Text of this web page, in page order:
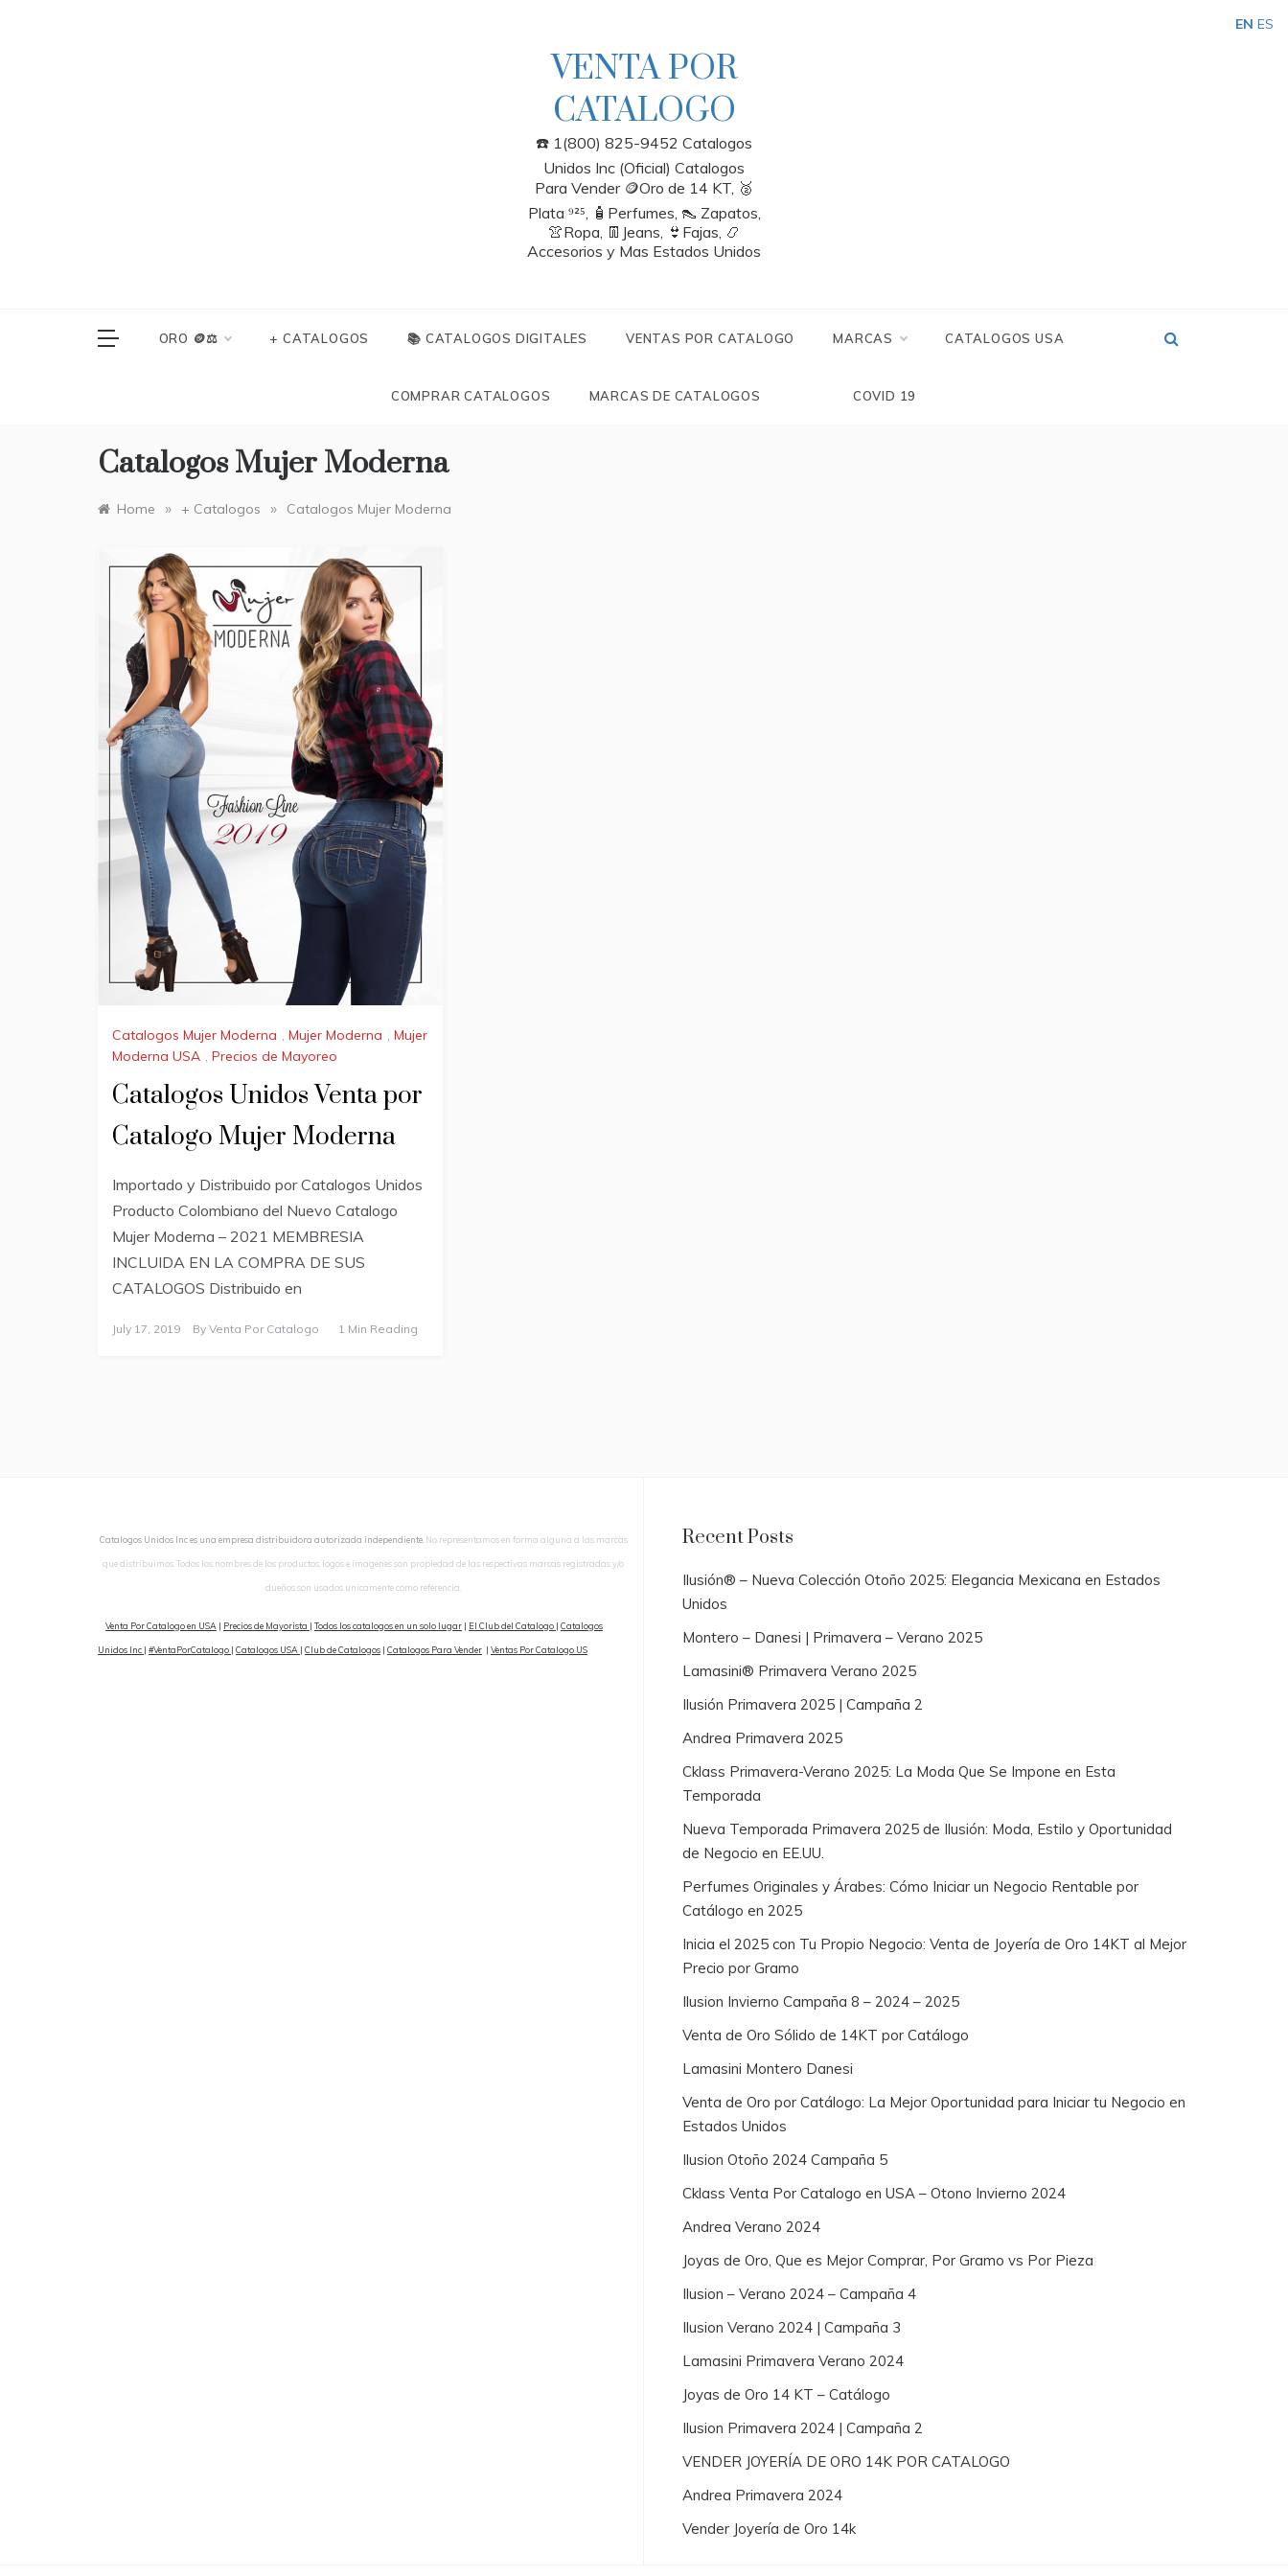
VENTA POR
CATALOGO
☎️ 1(800) 825-9452 Catalogos
Unidos Inc (Oficial) Catalogos
Para Vender 🪙Oro de 14 KT, 🥈
Plata ⁹²⁵, 🧴Perfumes, 👠 Zapatos,
👚Ropa, 👖Jeans, 👙Fajas, 📿
Accesorios y Mas Estados Unidos
ORO 🪙⚖️ + CATALOGOS 📚 CATALOGOS DIGITALES VENTAS POR CATALOGO MARCAS CATALOGOS USA
COMPRAR CATALOGOS MARCAS DE CATALOGOS COVID 19
Catalogos Mujer Moderna
Home » + Catalogos » Catalogos Mujer Moderna
Catalogos Mujer Moderna , Mujer Moderna , Mujer
Moderna USA , Precios de Mayoreo
Catalogos Unidos Venta por
Catalogo Mujer Moderna
Importado y Distribuido por Catalogos Unidos
Producto Colombiano del Nuevo Catalogo
Mujer Moderna – 2021 MEMBRESIA
INCLUIDA EN LA COMPRA DE SUS
CATALOGOS Distribuido en
July 17, 2019 By Venta Por Catalogo 1 Min Reading
Catalogos Unidos Inc es una empresa distribuidora autorizada independiente. No representamos en forma alguna a las marcas
que distribuimos. Todos los nombres de los productos, logos e imagenes son propiedad de las respectivas marcas registradas y/o
dueños son usados unicamente como referencia.
Venta Por Catalogo en USA | Precios de Mayorista | Todos los catalogos en un solo lugar | El Club del Catalogo | Catalogos
Unidos Inc | #VentaPorCatalogo | Catalogos USA | Club de Catalogos | Catalogos Para Vender | Ventas Por Catalogo US
Recent Posts
Ilusión® – Nueva Colección Otoño 2025: Elegancia Mexicana en Estados
Unidos
Montero – Danesi | Primavera – Verano 2025
Lamasini® Primavera Verano 2025
Ilusión Primavera 2025 | Campaña 2
Andrea Primavera 2025
Cklass Primavera-Verano 2025: La Moda Que Se Impone en Esta
Temporada
Nueva Temporada Primavera 2025 de Ilusión: Moda, Estilo y Oportunidad
de Negocio en EE.UU.
Perfumes Originales y Árabes: Cómo Iniciar un Negocio Rentable por
Catálogo en 2025
Inicia el 2025 con Tu Propio Negocio: Venta de Joyería de Oro 14KT al Mejor
Precio por Gramo
Ilusion Invierno Campaña 8 – 2024 – 2025
Venta de Oro Sólido de 14KT por Catálogo
Lamasini Montero Danesi
Venta de Oro por Catálogo: La Mejor Oportunidad para Iniciar tu Negocio en
Estados Unidos
Ilusion Otoño 2024 Campaña 5
Cklass Venta Por Catalogo en USA – Otono Invierno 2024
Andrea Verano 2024
Joyas de Oro, Que es Mejor Comprar, Por Gramo vs Por Pieza
Ilusion – Verano 2024 – Campaña 4
Ilusion Verano 2024 | Campaña 3
Lamasini Primavera Verano 2024
Joyas de Oro 14 KT – Catálogo
Ilusion Primavera 2024 | Campaña 2
VENDER JOYERÍA DE ORO 14K POR CATALOGO
Andrea Primavera 2024
Vender Joyería de Oro 14k
EN ES